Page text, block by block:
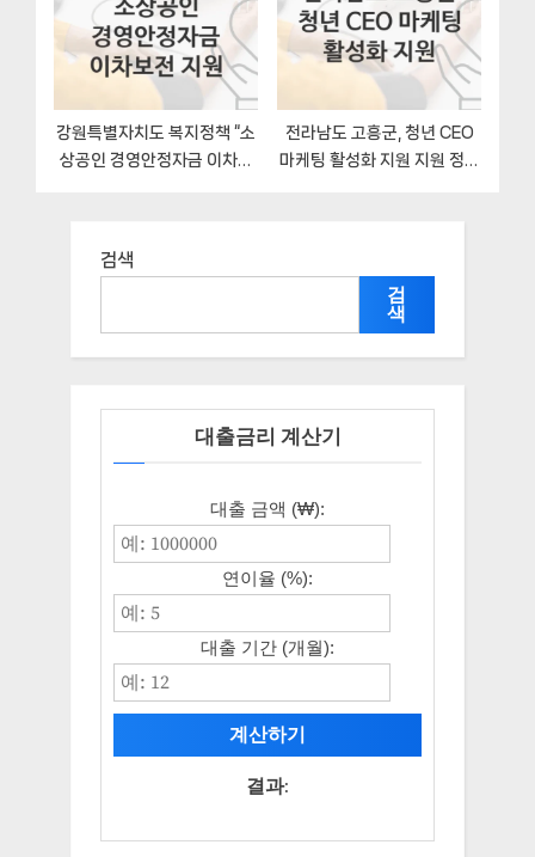
강원특별자치도 복지정책 “소
상공인 경영안정자금 이차보
전라남도 고흥군, 청년 CEO
마케팅 활성화 지원 지원 정책
검색
검
색
대출금리 계산기
대출 금액 (₩):
연이율 (%):
대출 기간 (개월):
계산하기
결과: